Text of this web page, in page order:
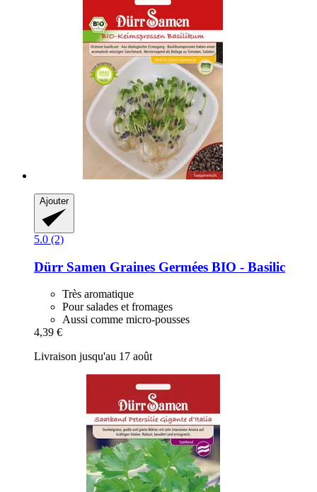
Ajouter
5.0 (2)
Dürr Samen Graines Germées BIO -​ Basilic
Très aromatique
Pour salades et fromages
Aussi comme micro-pousses
4,39 €
Livraison jusqu'au 17 août